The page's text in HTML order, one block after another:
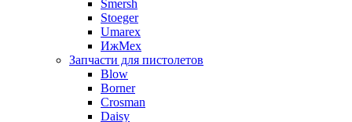
Smersh
Stoeger
Umarex
ИжМех
Запчасти для пистолетов
Blow
Borner
Crosman
Daisy